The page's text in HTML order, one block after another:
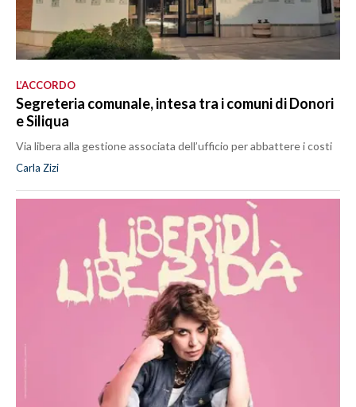
L’ACCORDO
Segreteria comunale, intesa tra i comuni di Donori
e Siliqua
Via libera alla gestione associata dell’ufficio per abbattere i costi
Carla Zizi